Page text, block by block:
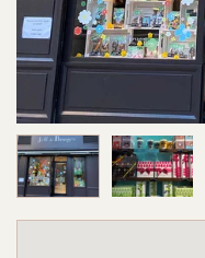
Image 1 sur 3